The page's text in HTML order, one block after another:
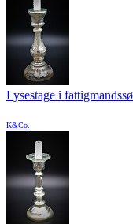
Lysestage i
K&Co.